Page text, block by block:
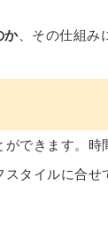
か、その仕組み
できます。時
タイルに合せ